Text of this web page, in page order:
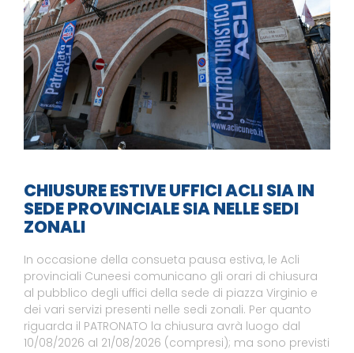
CHIUSURE ESTIVE UFFICI ACLI SIA IN
SEDE PROVINCIALE SIA NELLE SEDI
ZONALI
In occasione della consueta pausa estiva, le Acli
provinciali Cuneesi comunicano gli orari di chiusura
al pubblico degli uffici della sede di piazza Virginio e
dei vari servizi presenti nelle sedi zonali. Per quanto
riguarda il PATRONATO la chiusura avrà luogo dal
10/08/2026 al 21/08/2026 (compresi); ma sono previsti